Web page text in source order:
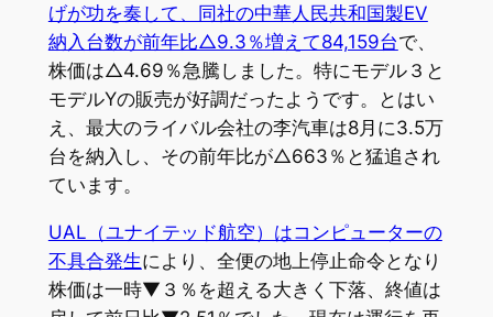
げが功を奏して、同社の中華人民共和国製EV
納入台数が前年比△9.3％増えて84,159台で、
株価は△4.69％急騰しました。特にモデル３と
モデルYの販売が好調だったようです。とはい
え、最大のライバル会社の李汽車は8月に3.5万
台を納入し、その前年比が△663％と猛追され
ています。
UAL（ユナイテッド航空）はコンピューターの
不具合発生により、全便の地上停止命令となり
株価は一時▼３％を超える大きく下落、終値は